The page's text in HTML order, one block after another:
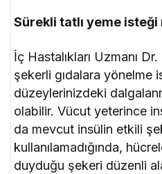
Sürekli tatlı yeme
İç Hastalıkları Uzmanı
şekerli gıdalara yönelme
düzeylerinizdeki
olabilir. Vücut yeterince
da mevcut insülin etkili
kullanılamadığında,
duyduğu şekeri düzenli